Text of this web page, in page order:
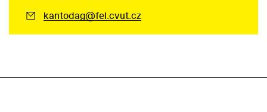
kantodag@fel.cvut.cz